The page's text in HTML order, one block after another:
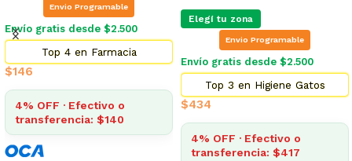
Envio Programable
Envío gratis desde $2.500
Top 4 en Farmacia
$146
4% OFF · Efectivo o
transferencia: $140
Elegí tu zona
Envio Programable
Envío gratis desde $2.500
Top 3 en Higiene Gatos
$434
4% OFF · Efectivo o
transferencia: $417